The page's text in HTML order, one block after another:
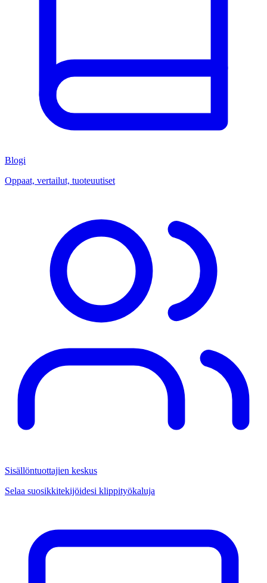
Blogi
Oppaat, vertailut, tuoteuutiset
Sisällöntuottajien keskus
Selaa suosikkitekijöidesi klippityökaluja